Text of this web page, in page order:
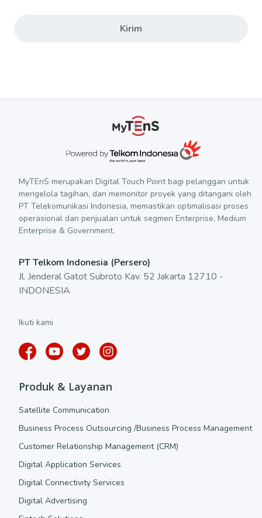
Kirim
MyTEnS merupakan Digital Touch Point bagi pelanggan untuk
mengelola tagihan, dan memonitor proyek yang ditangani oleh
PT Telekomunikasi Indonesia, memastikan optimalisasi proses
operasional dan penjualan untuk segmen Enterprise, Medium
Enterprise & Government.
PT Telkom Indonesia (Persero)
Jl. Jenderal Gatot Subroto Kav. 52 Jakarta 12710 -
INDONESIA
Ikuti kami
Produk & Layanan
Satellite Communication
Business Process Outsourcing /Business Process Management
Customer Relationship Management (CRM)
Digital Application Services
Digital Connectivity Services
Digital Advertising